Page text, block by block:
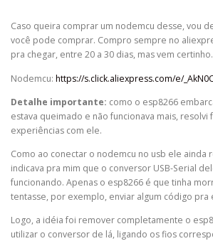
Caso queira comprar um nodemcu desse, vou
você pode comprar. Compro sempre no
pra chegar, entre 20 a 30 dias, mas vem certinho.
Nodemcu: https://s.click.aliexpress.com/e/
Detalhe importante: como o esp8266
estava queimado e não funcionava mais, resolvi
experiências com ele.
Como ao conectar o nodemcu no usb ele ainda
indicava pra mim que o conversor USB-Serial
funcionando. Apenas o esp8266 é que tinha
tentasse, por exemplo, enviar algum código pra
Logo, a idéia foi remover completamente o
utilizar o conversor de lá, ligando os fios